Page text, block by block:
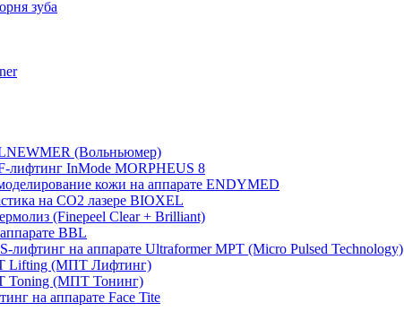
зуба
(Вольньюмер)
лифтинг InMode MORPHEUS 8
кожи на аппарате ENDYMED
на CO2 лазере BIOXEL
(Finepeel Clear + Brilliant)
BBL
лифтинг на аппарате Ultraformer MPT (Micro Pulsed Technology)
Lifting (МПТ Лифтинг)
Toning (МПТ Тонинг)
на аппарате Face Tite